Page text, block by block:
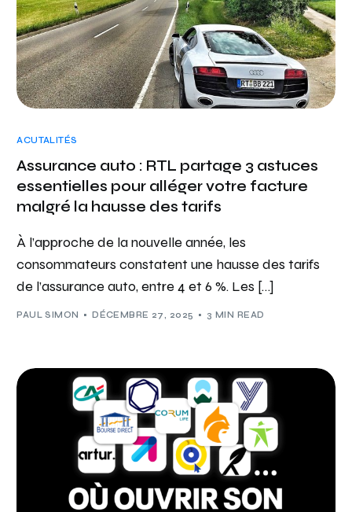
ACUTALITÉS
Assurance auto : RTL partage 3 astuces
essentielles pour alléger votre facture
malgré la hausse des tarifs
À l’approche de la nouvelle année, les
consommateurs constatent une hausse des tarifs
de l’assurance auto, entre 4 et 6 %. Les […]
PAUL SIMON DÉCEMBRE 27, 2025 3 MIN READ